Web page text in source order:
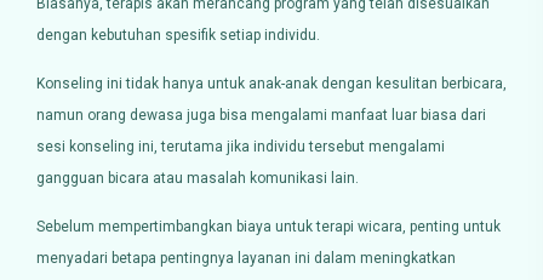
dengan kebutuhan spesifik setiap individu.
Konseling ini tidak hanya untuk anak-anak dengan kesulitan berbicara,
namun orang dewasa juga bisa mengalami manfaat luar biasa dari
sesi konseling ini, terutama jika individu tersebut mengalami
gangguan bicara atau masalah komunikasi lain.
Sebelum mempertimbangkan biaya untuk terapi wicara, penting untuk
menyadari betapa pentingnya layanan ini dalam meningkatkan